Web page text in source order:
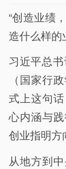
“创造业绩
造什么样的
习近平总
（国家行
式上这句
心内涵与
创业指明方
从地方到